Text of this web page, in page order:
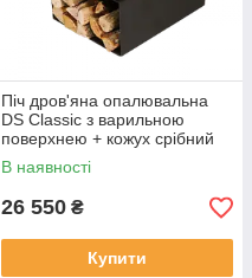
Піч дров'яна опалювальна
DS Classic з варильною
поверхнею + кожух срібний
В наявності
26 550 ₴
Купити